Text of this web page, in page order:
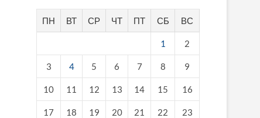
ПН ВТ СР ЧТ ПТ СБ ВС
1 2
3 4 5 6 7 8 9
10 11 12 13 14 15 16
17 18 19 20 21 22 23